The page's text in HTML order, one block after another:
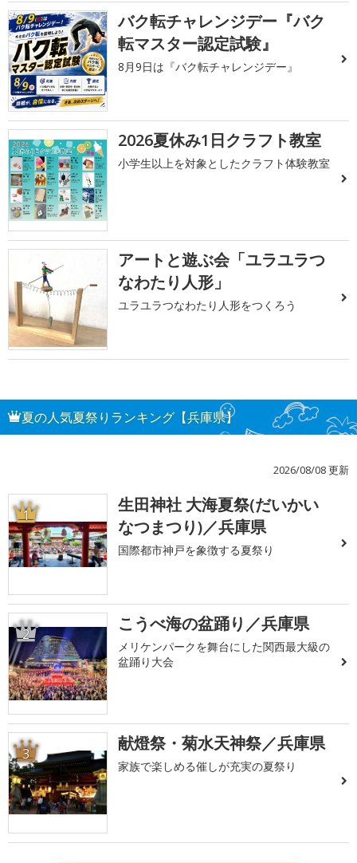
バク転チャレンジデー『バク
転マスター認定試験』
8月9日は『バク転チャレンジデー』
2026夏休み1日クラフト教室
小学生以上を対象としたクラフト体験教室
アートと遊ぶ会「ユラユラつ
なわたり人形」
ユラユラつなわたり人形をつくろう
夏の人気夏祭りランキング【兵庫県】
2026/08/08 更新
1
生田神社 大海夏祭(だいかい
なつまつり)／兵庫県
国際都市神戸を象徴する夏祭り
2 こうべ海の盆踊り／兵庫県
メリケンパークを舞台にした関西最大級の
盆踊り大会
3 献燈祭・菊水天神祭／兵庫県
家族で楽しめる催しが充実の夏祭り